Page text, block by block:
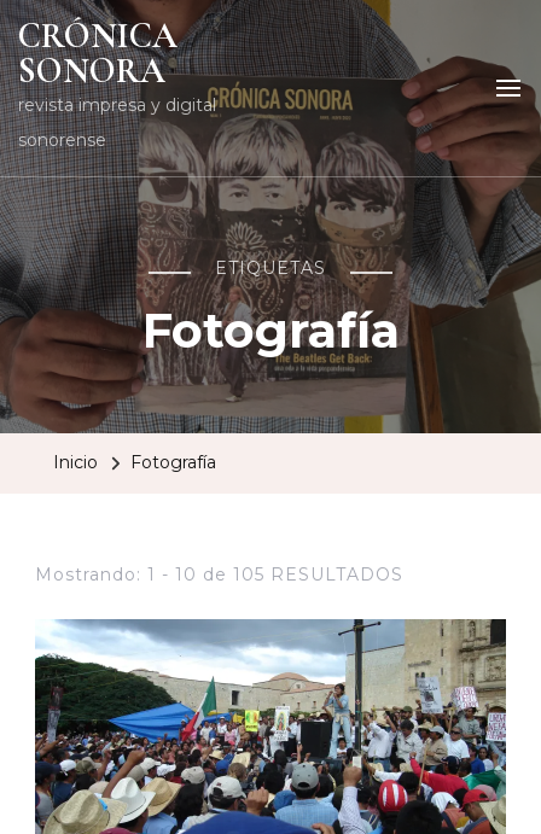
CRÓNICA
SONORA
revista impresa y digital
sonorense
ETIQUETAS
Fotografía
Inicio Fotografía
Mostrando: 1 - 10 de 105 RESULTADOS